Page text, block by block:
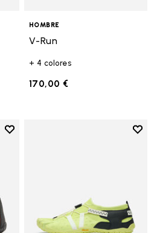
HOMBRE
V-Run
+ 4 colores
170,00 €
Add to wishlist
Add